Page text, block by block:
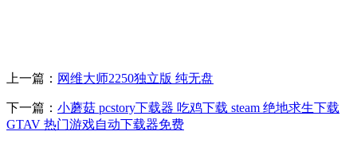
上一篇： 网维大师2250独立版 纯无盘
下一篇： 小蘑菇 pcstory下载器 吃鸡下载 steam 绝地求生下载
GTAV 热门游戏自动下载器免费